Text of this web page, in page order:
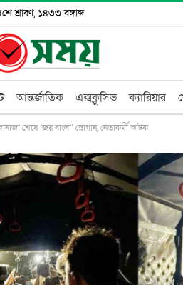
শ্রাবণ, ১৪৩৩ বঙ্গাব্দ
আন্তর্জাতিক এক্সক্লুসিভ ক্যারিয়ার
শেষে ‘জয় বাংলা’ স্লোগান, নেতাকর্মী আটক